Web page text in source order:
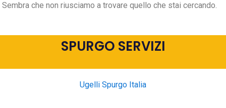
Sembra che non riusciamo a trovare quello che stai cercando.
SPURGO SERVIZI
Ugelli Spurgo Italia